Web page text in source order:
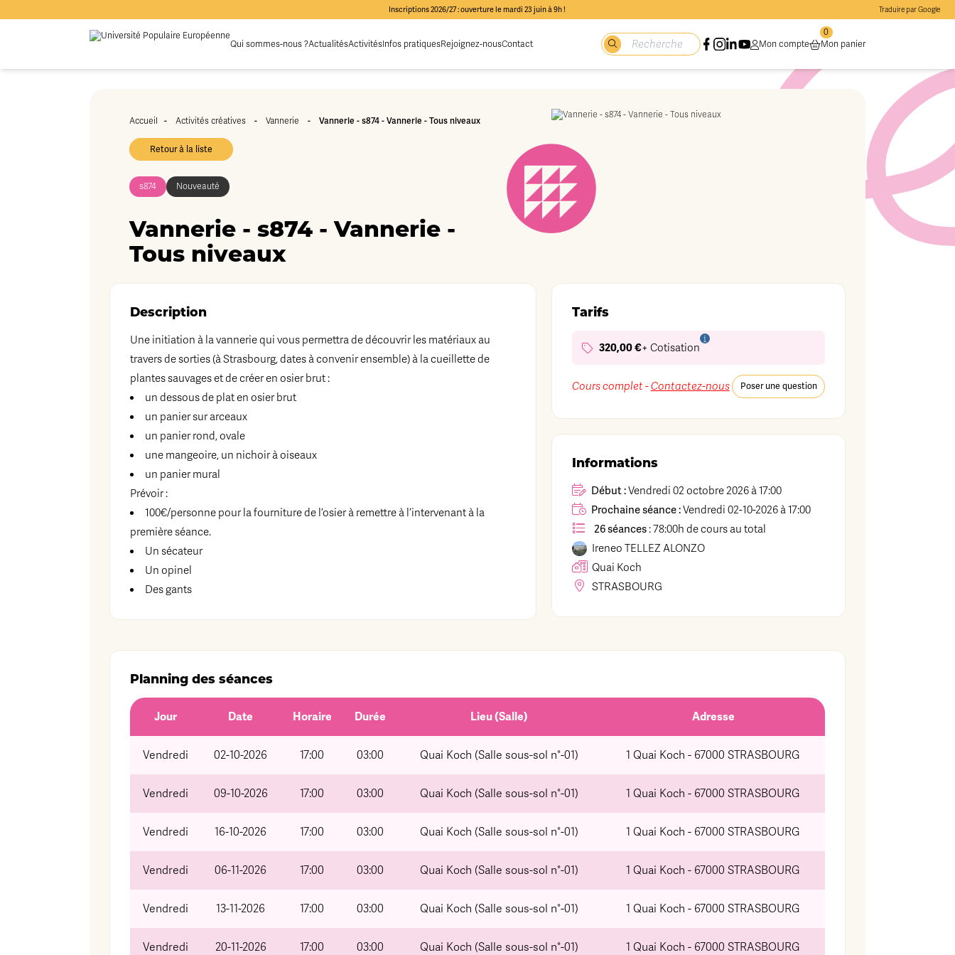
Inscriptions 2026/27 : ouverture le mardi 23 juin à 9h ! Traduire par Google
Qui sommes-nous ?ActualitésActivitésInfos pratiquesRejoignez-nousContact Mon compte Mon panier
0
Accueil - Activités créatives - Vannerie - Vannerie - s874 - Vannerie - Tous niveaux
Retour à la liste
s874 Nouveauté
Vannerie - s874 - Vannerie -
Tous niveaux
Description
Une initiation à la vannerie qui vous permettra de découvrir les matériaux au
travers de sorties (à Strasbourg, dates à convenir ensemble) à la cueillette de
plantes sauvages et de créer en osier brut :
un dessous de plat en osier brut
un panier sur arceaux
un panier rond, ovale
une mangeoire, un nichoir à oiseaux
un panier mural
Prévoir :
100€/personne pour la fourniture de l’osier à remettre à l’intervenant à la
première séance.
Un sécateur
Un opinel
Des gants
Tarifs
320,00 €+ Cotisation
Cours complet -Contactez-nous Poser une question
Informations
Début :Vendredi 02 octobre 2026 à 17:00
Prochaine séance :Vendredi 02-10-2026 à 17:00
26 séances: 78:00h de cours au total
Ireneo TELLEZ ALONZO
Quai Koch
STRASBOURG
Planning des séances
Jour Date Horaire Durée Lieu (Salle) Adresse
Vendredi 02-10-2026 17:00 03:00 Quai Koch (Salle sous-sol n°-01) 1 Quai Koch - 67000 STRASBOURG
Vendredi 09-10-2026 17:00 03:00 Quai Koch (Salle sous-sol n°-01) 1 Quai Koch - 67000 STRASBOURG
Vendredi 16-10-2026 17:00 03:00 Quai Koch (Salle sous-sol n°-01) 1 Quai Koch - 67000 STRASBOURG
Vendredi 06-11-2026 17:00 03:00 Quai Koch (Salle sous-sol n°-01) 1 Quai Koch - 67000 STRASBOURG
Vendredi 13-11-2026 17:00 03:00 Quai Koch (Salle sous-sol n°-01) 1 Quai Koch - 67000 STRASBOURG
Vendredi 20-11-2026 17:00 03:00 Quai Koch (Salle sous-sol n°-01) 1 Quai Koch - 67000 STRASBOURG